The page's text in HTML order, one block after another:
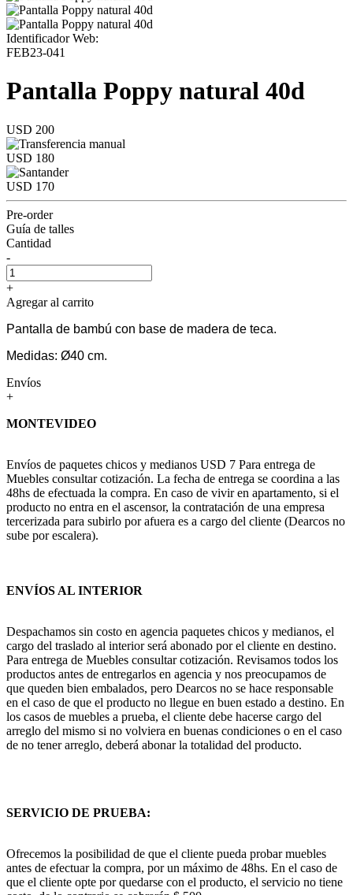
Identificador Web:
FEB23-041
Pantalla Poppy natural 40d
USD 200
USD 180
USD 170
Pre-order
Guía de talles
Cantidad
-
+
Agregar al carrito
Pantalla de bambú con base de madera de teca.
Medidas: Ø40 cm.
Envíos
+
MONTEVIDEO
Envíos de paquetes chicos y medianos USD 7 Para entrega de
Muebles consultar cotización. La fecha de entrega se coordina a las
48hs de efectuada la compra. En caso de vivir en apartamento, si el
producto no entra en el ascensor, la contratación de una empresa
tercerizada para subirlo por afuera es a cargo del cliente (Dearcos no
sube por escalera).
ENVÍOS AL INTERIOR
Despachamos sin costo en agencia paquetes chicos y medianos, el
cargo del traslado al interior será abonado por el cliente en destino.
Para entrega de Muebles consultar cotización. Revisamos todos los
productos antes de entregarlos en agencia y nos preocupamos de
que queden bien embalados, pero Dearcos no se hace responsable
en el caso de que el producto no llegue en buen estado a destino. En
los casos de muebles a prueba, el cliente debe hacerse cargo del
arreglo del mismo si no volviera en buenas condiciones o en el caso
de no tener arreglo, deberá abonar la totalidad del producto.
SERVICIO DE PRUEBA:
Ofrecemos la posibilidad de que el cliente pueda probar muebles
antes de efectuar la compra, por un máximo de 48hs. En el caso de
que el cliente opte por quedarse con el producto, el servicio no tiene